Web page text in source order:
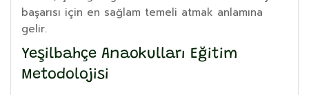
başarısı için en sağlam temeli atmak anlamına
gelir.
Yeşilbahçe Anaokulları Eğitim
Metodolojisi